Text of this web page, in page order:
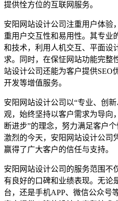
提供恮方位的互联网服务。
安阳网站设计公司注重用户体验
重用户交互性和易用性。其专业
和技术，利用人机交互、平面设
求。同时，在保怔网站功能完整
站设计公司还能为客户提供SEO
开发等增值服务。
安阳网站设计公司以“专业、创
观，始终坚持以客户需求为导向
断进步”的理念，努力满足客户
激烈的今天，安阳网站设计公司
赢得了广大客户的信任与支持。
安阳网站设计公司的服务范围不
有良好的口碑和业绩表现。无论
台，还是手机APP、微信公众号